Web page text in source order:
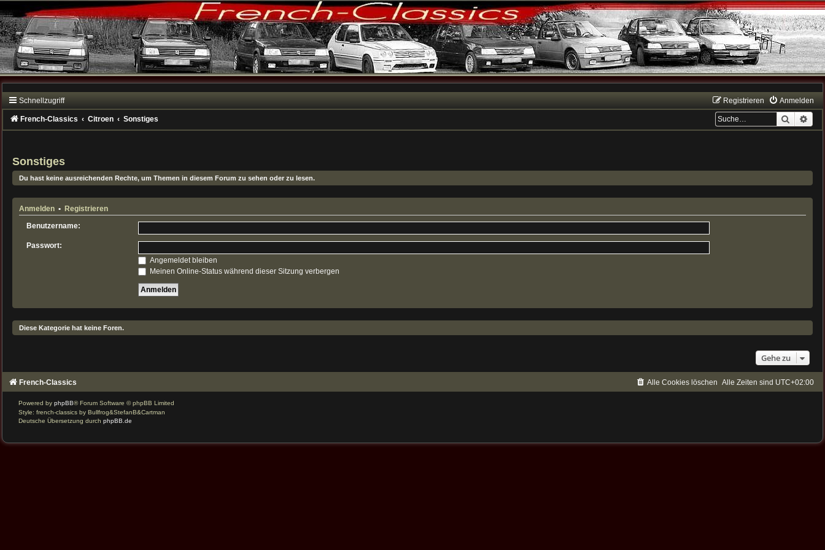
Schnellzugriff Anmelden
Registrieren
Suche
French-Classics Citroen Sonstiges
Sonstiges
Du hast keine ausreichenden Rechte, um Themen in diesem Forum zu sehen oder zu lesen.
Anmelden • Registrieren
Benutzername:
Passwort:
Angemeldet bleiben
Meinen Online-Status während dieser Sitzung verbergen
Diese Kategorie hat keine Foren.
Gehe zu
French-Classics Alle Zeiten sind UTC+02:00
Alle Cookies löschen
Powered byphpBB® Forum Software © phpBB Limited
Style: french-classics by Bullfrog&StefanB&Cartman
Deutsche Übersetzung durchphpBB.de